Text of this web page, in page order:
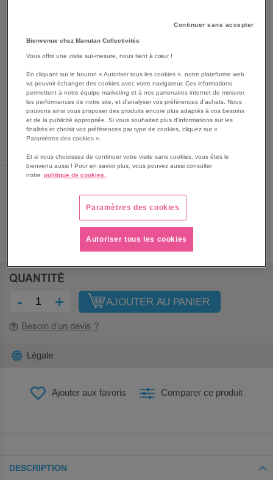
SKIP
BEGINNING
IMAGES
Les avantages
Lot de 6. Métal. Pour bouilleurs à bocaux.
Voir le descriptif complet
QUANTITÉ
- + AJOUTER AU PANIER
Besoin d’un devis ?
Ajouter aux favoris Comparer ce produit
Légale
DESCRIPTION
Continuer sans accepter
Bienvenue chez Manutan Collectivités
Vous offrir une visite sur-mesure, nous tient à cœur !
En cliquant sur le bouton « Autoriser tous les cookies », notre plateforme web
va pouvoir échanger des cookies avec votre navigateur. Ces informations
permettent à notre équipe marketing et à nos partenaires internet de mesurer
les performances de notre site, et d'analyser vos préférences d'achats. Nous
pouvons ainsi vous proposer des produits encore plus adaptés à vos besoins
et de la publicité appropriée. Si vous souhaitez plus d'informations sur les
finalités et choisir vos préférences par type de cookies, cliquez sur «
Paramètres des cookies ».
Et si vous choisissez de continuer votre visite sans cookies, vous êtes le
bienvenu aussi ! Pour en savoir plus, vous pouvez aussi consulter
notre politique de cookies.
Paramètres des cookies
Autoriser tous les cookies